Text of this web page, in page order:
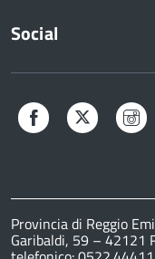
Social
Facebook Twitter
Provincia di Reggio
Garibaldi, 59 – 42121